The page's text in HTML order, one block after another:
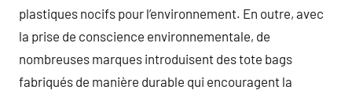
plastiques nocifs pour l’environnement. En outre, avec
la prise de conscience environnementale, de
nombreuses marques introduisent des tote bags
fabriqués de manière durable qui encouragent la